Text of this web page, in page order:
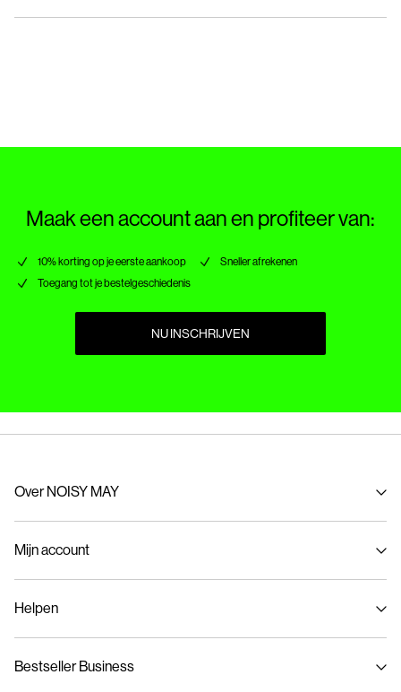
Maak een account aan en profiteer van:
10% korting op je eerste aankoop
Sneller afrekenen
Toegang tot je bestelgeschiedenis
NU INSCHRIJVEN
Over NOISY MAY
Duurzaamheid
NOISY MAY inkopen
Mijn account
Bestelling volgen
Helpen
Maattabel
Bestseller Business